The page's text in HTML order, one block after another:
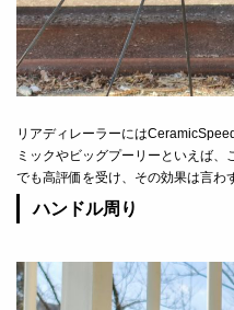
リアディレーラーには
ミックやビッグプーリーといえば
でも高評価を受け、その効果は言わ
ハンドル周り